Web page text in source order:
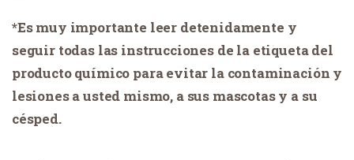
*Es muy importante leer detenidamente y
seguir todas las instrucciones de la etiqueta del
producto químico para evitar la contaminación y
lesiones a usted mismo, a sus mascotas y a su
césped.